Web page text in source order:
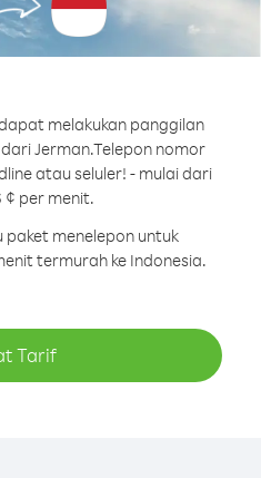
melakukan panggilan
Jerman.Telepon nomor
atau seluler! - mulai dari
¢ per menit.
menelepon untuk
termurah ke Indonesia.
Tarif